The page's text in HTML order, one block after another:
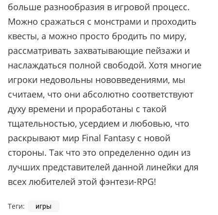
больше разнообразия в игровой процесс.
Можно сражаться с монстрами и проходить
квесты, а можно просто бродить по миру,
рассматривать захватывающие пейзажи и
наслаждаться полной свободой. Хотя многие
игроки недовольны нововведениями, мы
считаем, что они абсолютно соответствуют
духу времени и проработаны с такой
тщательностью, усердием и любовью, что
раскрывают мир Final Fantasy с новой
стороны. Так что это определенно один из
лучших представителей данной линейки для
всех любителей этой фэнтези-RPG!
Теги: игры